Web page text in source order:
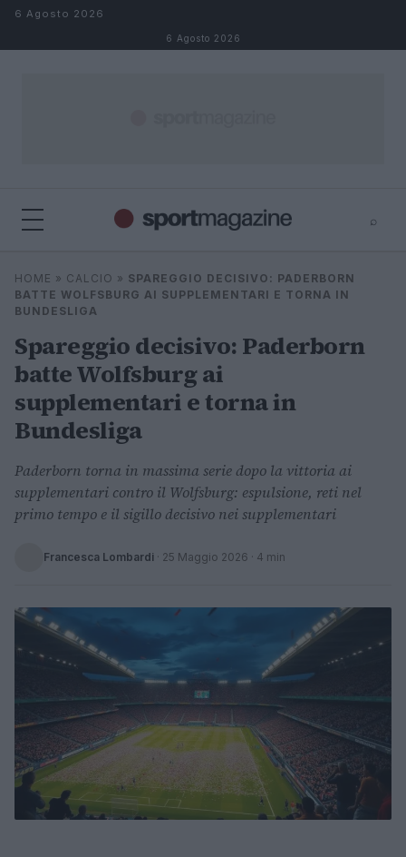
Salta al contenuto
6 Agosto 2026
6 Agosto 2026
⌕
Cerca
⌕
HOME » CALCIO » SPAREGGIO DECISIVO: PADERBORN
BATTE WOLFSBURG AI SUPPLEMENTARI E TORNA IN
BUNDESLIGA
Spareggio decisivo: Paderborn
batte Wolfsburg ai
supplementari e torna in
Bundesliga
Paderborn torna in massima serie dopo la vittoria ai
supplementari contro il Wolfsburg: espulsione, reti nel
primo tempo e il sigillo decisivo nei supplementari
Francesca Lombardi · 25 Maggio 2026 · 4 min